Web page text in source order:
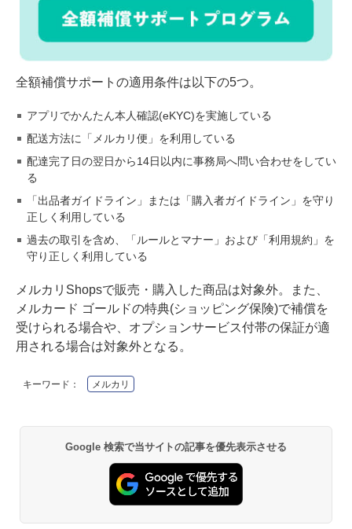
全額補償サポートの適用条件は以下の5つ。
アプリでかんたん本人確認(eKYC)を実施している
配送方法に「メルカリ便」を利用している
配達完了日の翌日から14日以内に事務局へ問い合わせをしてい
る
「出品者ガイドライン」または「購入者ガイドライン」を守り
正しく利用している
過去の取引を含め、「ルールとマナー」および「利用規約」を
守り正しく利用している
メルカリShopsで販売・購入した商品は対象外。また、
メルカード ゴールドの特典(ショッピング保険)で補償を
受けられる場合や、オプションサービス付帯の保証が適
用される場合は対象外となる。
キーワード： メルカリ
Google 検索で当サイトの記事を優先表示させる